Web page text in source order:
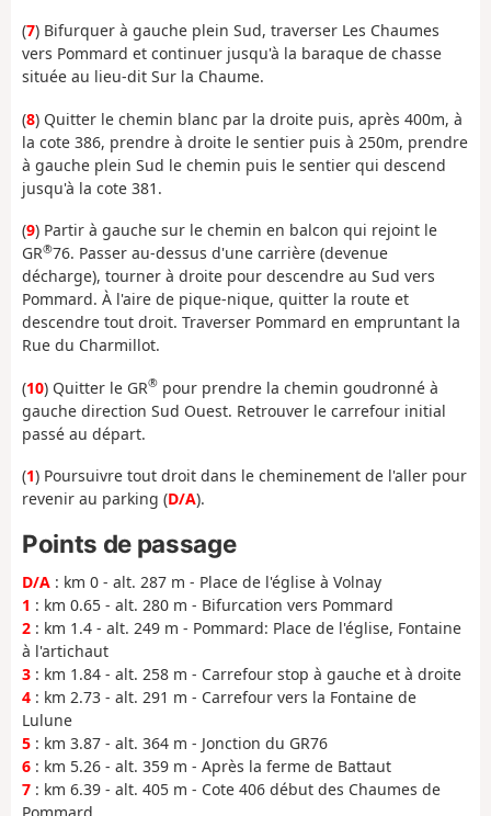
(7) Bifurquer à gauche plein Sud, traverser Les Chaumes
vers Pommard et continuer jusqu'à la baraque de chasse
située au lieu-dit Sur la Chaume.
(8) Quitter le chemin blanc par la droite puis, après 400m, à
la cote 386, prendre à droite le sentier puis à 250m, prendre
à gauche plein Sud le chemin puis le sentier qui descend
jusqu'à la cote 381.
(9) Partir à gauche sur le chemin en balcon qui rejoint le
GR®76. Passer au-dessus d'une carrière (devenue
décharge), tourner à droite pour descendre au Sud vers
Pommard. À l'aire de pique-nique, quitter la route et
descendre tout droit. Traverser Pommard en empruntant la
Rue du Charmillot.
(10) Quitter le GR® pour prendre la chemin goudronné à
gauche direction Sud Ouest. Retrouver le carrefour initial
passé au départ.
(1) Poursuivre tout droit dans le cheminement de l'aller pour
revenir au parking (D/A).
Points de passage
D/A : km 0 - alt. 287 m - Place de l'église à Volnay
1 : km 0.65 - alt. 280 m - Bifurcation vers Pommard
2 : km 1.4 - alt. 249 m - Pommard: Place de l'église, Fontaine
à l'artichaut
3 : km 1.84 - alt. 258 m - Carrefour stop à gauche et à droite
4 : km 2.73 - alt. 291 m - Carrefour vers la Fontaine de
Lulune
5 : km 3.87 - alt. 364 m - Jonction du GR76
6 : km 5.26 - alt. 359 m - Après la ferme de Battaut
7 : km 6.39 - alt. 405 m - Cote 406 début des Chaumes de